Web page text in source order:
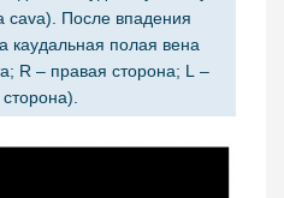
cava). После впадения
каудальная полая вена
R – правая сторона; L –